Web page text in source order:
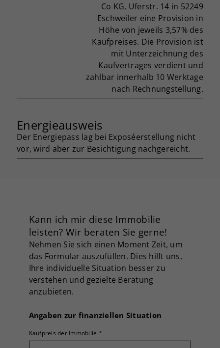
Co KG, Uferstr. 14 in 52249
Eschweiler eine Provision in
Höhe von jeweils 3,57% des
Kaufpreises. Die Provision ist
mit Unterzeichnung des
Kaufvertrages verdient und
zahlbar innerhalb 10 Werktage
nach Rechnungstellung.
Energieausweis
Der Energiepass lag bei Exposéerstellung nicht
vor, wird aber zur Besichtigung nachgereicht.
Kann ich mir diese Immobilie
leisten? Wir beraten Sie gerne!
Nehmen Sie sich einen Moment Zeit, um
das Formular auszufüllen. Dies hilft uns,
Ihre individuelle Situation besser zu
verstehen und gezielte Beratung
anzubieten.
Angaben zur finanziellen Situation
Kaufpreis der Immobilie *